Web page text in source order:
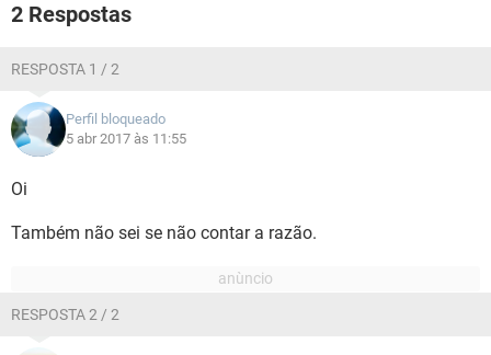
2 Respostas
RESPOSTA 1 / 2
Perfil bloqueado
5 abr 2017 às 11:55
Oi
Também não sei se não contar a razão.
RESPOSTA 2 / 2